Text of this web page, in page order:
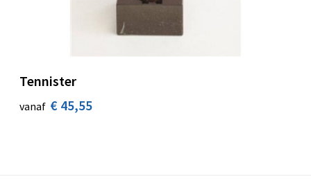
Tennister
vanaf € 45,55